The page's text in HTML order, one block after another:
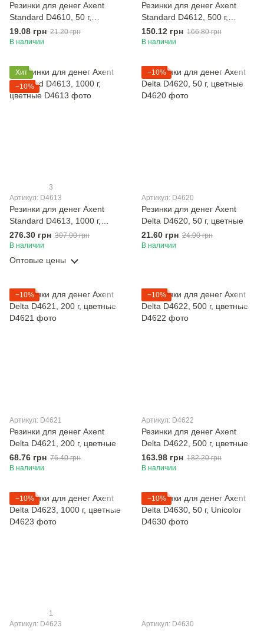
Резинки для денег Axent
Standard D4610, 50 г,
цветные
19.08 грн 21.20 грн
В наличии
Резинки для денег Axent
Standard D4612, 500 г,
цветные
150.12 грн 166.80 грн
В наличии
Хит
−10%
3
Артикул: D4613
Резинки для денег Axent
Standard D4613, 1000 г,
цветные
276.30 грн 307.00 грн
В наличии
Оптовые цены
−10%
Артикул: D4620
Резинки для денег Axent
Delta D4620, 50 г, цветные
21.60 грн 24.00 грн
В наличии
−10%
Артикул: D4621
Резинки для денег Axent
Delta D4621, 200 г, цветные
68.76 грн 76.40 грн
В наличии
−10%
Артикул: D4622
Резинки для денег Axent
Delta D4622, 500 г, цветные
163.98 грн 182.20 грн
В наличии
−10%
1
Артикул: D4623
−10%
Артикул: D4630